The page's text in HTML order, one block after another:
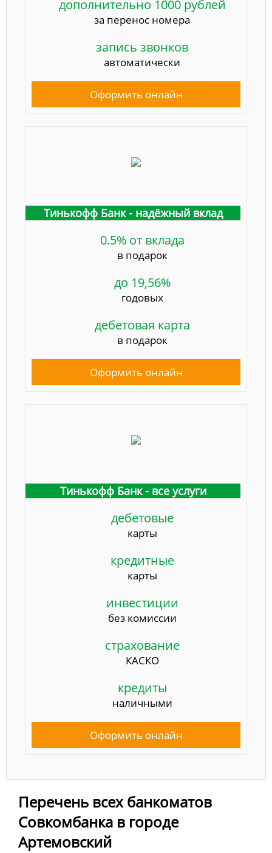
дополнительно 1000 рублей
за перенос номера
запись звонков
автоматически
Оформить онлайн
Тинькофф Банк - надёжный вклад
0.5% от вклада
в подарок
до 19,56%
годовых
дебетовая карта
в подарок
Оформить онлайн
Тинькофф Банк - все услуги
дебетовые
карты
кредитные
карты
инвестиции
без комиссии
страхование
КАСКО
кредиты
наличными
Оформить онлайн
Перечень всех банкоматов
Совкомбанка в городе
Артемовский